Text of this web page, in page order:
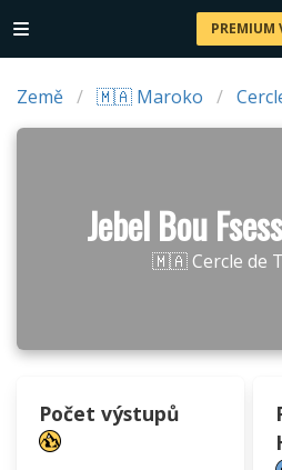
PREMIUM
Země 🇲🇦 Maroko
Jebel Bou
🇲🇦 Cercle de
Počet výstupů